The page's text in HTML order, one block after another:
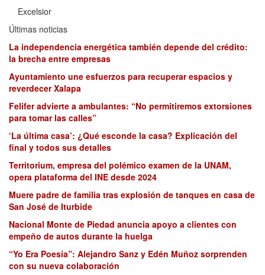
Excelsior
Últimas noticias
La independencia energética también depende del crédito:
la brecha entre empresas
Ayuntamiento une esfuerzos para recuperar espacios y
reverdecer Xalapa
Felifer advierte a ambulantes: “No permitiremos extorsiones
para tomar las calles”
‘La última casa’: ¿Qué esconde la casa? Explicación del
final y todos sus detalles
Territorium, empresa del polémico examen de la UNAM,
opera plataforma del INE desde 2024
Muere padre de familia tras explosión de tanques en casa de
San José de Iturbide
Nacional Monte de Piedad anuncia apoyo a clientes con
empeño de autos durante la huelga
“Yo Era Poesía”: Alejandro Sanz y Edén Muñoz sorprenden
con su nueva colaboración